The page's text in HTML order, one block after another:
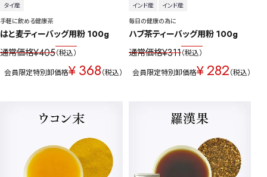
タイ産
手軽に飲める健康茶
はと麦ティーバッグ用粉 100g
通常価格¥405 税込
会員限定特別卸価格¥ 368 税込
インド産
インド産
毎日の健康の為に
ハブ茶ティーバッグ用粉 100g
通常価格¥311 税込
会員限定特別卸価格¥282 税込